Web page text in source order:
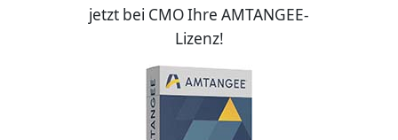
jetzt bei CMO Ihre AMTANGEE-
Lizenz!